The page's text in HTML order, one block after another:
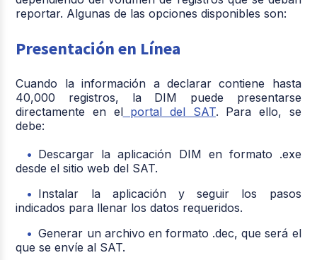
reportar. Algunas de las opciones disponibles son:
Presentación en Línea
Cuando la información a declarar contiene hasta
40,000 registros, la DIM puede presentarse
directamente en elportal del SAT. Para ello, se
debe:
Descargar la aplicación DIM en formato .exe
desde el sitio web del SAT.
Instalar la aplicación y seguir los pasos
indicados para llenar los datos requeridos.
Generar un archivo en formato .dec, que será el
que se envíe al SAT.